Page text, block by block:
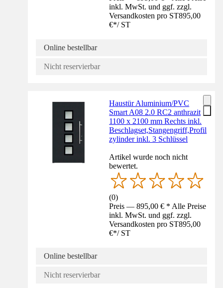
inkl. MwSt. und ggf. zzgl.
Versandkosten pro ST895,00
€*/ ST
Online bestellbar
Nicht reservierbar
Haustür Aluminium/PVC
Smart A08 2.0 RC2 anthrazit
1100 x 2100 mm Rechts inkl.
Beschlagset,Stangengriff,Profil
zylinder inkl. 3 Schlüssel
Artikel wurde noch nicht
bewertet.
(0)
Preis — 895,00 € * Alle Preise
inkl. MwSt. und ggf. zzgl.
Versandkosten pro ST895,00
€*/ ST
Online bestellbar
Nicht reservierbar